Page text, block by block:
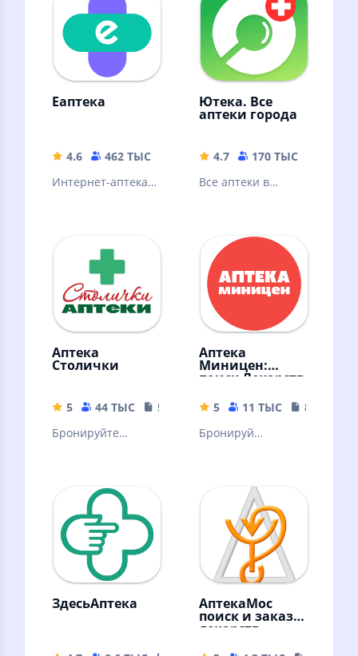
Еаптека
4.6 462 ТЫС
70.7 MB
Интернет-аптека с
Скидка на первый
Ютека. Все
аптеки города
4.7 170 ТЫС
Все аптеки в
Сравнивайте цены
и заказывайте
лекарства дешево
Аптека
Столички
5 44 ТЫС
55.52 MB
Бронируйте
забирайте их в
любой аптеке сети
Столички!
Аптека
Миницен:
поиск Лекарств
5 11 ТЫС
82.48 MB
Бронируй
ЗдесьАптека АптекаМос
поиск и заказ
лекарств